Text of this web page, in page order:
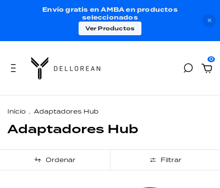
×
Envío gratis en AMBA en productos
seleccionados
Ver Productos
0
Inicio . Adaptadores Hub
Adaptadores Hub
Ordenar Filtrar